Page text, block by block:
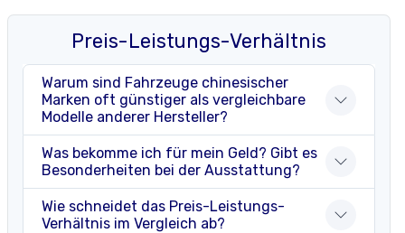
Preis-Leistungs-Verhältnis
Warum sind Fahrzeuge chinesischer
Marken oft günstiger als vergleichbare
Modelle anderer Hersteller?
Was bekomme ich für mein Geld? Gibt es
Besonderheiten bei der Ausstattung?
Wie schneidet das Preis-Leistungs-
Verhältnis im Vergleich ab?